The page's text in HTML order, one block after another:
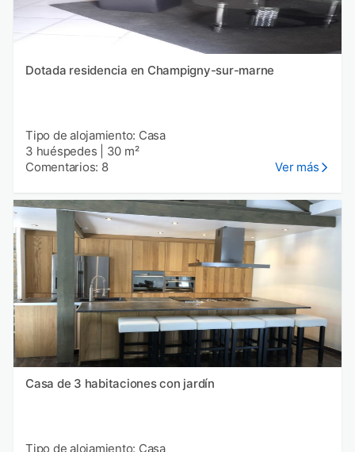
Dotada residencia en Champigny-sur-marne
Tipo de alojamiento: Casa
3 huéspedes
30 m²
Comentarios: 8
Ver más
Casa de 3 habitaciones con jardín
Tipo de alojamiento: Casa